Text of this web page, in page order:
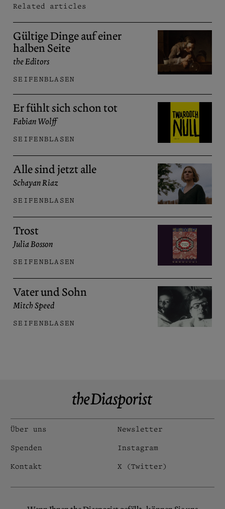
Related articles
Gültige Dinge auf einer
halben Seite
the Editors
SEIFENBLASEN
Er fühlt sich schon tot
Fabian Wolff
SEIFENBLASEN
Alle sind jetzt alle
Schayan Riaz
SEIFENBLASEN
Trost
Julia Bosson
SEIFENBLASEN
Vater und Sohn
Mitch Speed
SEIFENBLASEN
Über uns
Spenden
Kontakt
Newsletter
Instagram
X (Twitter)